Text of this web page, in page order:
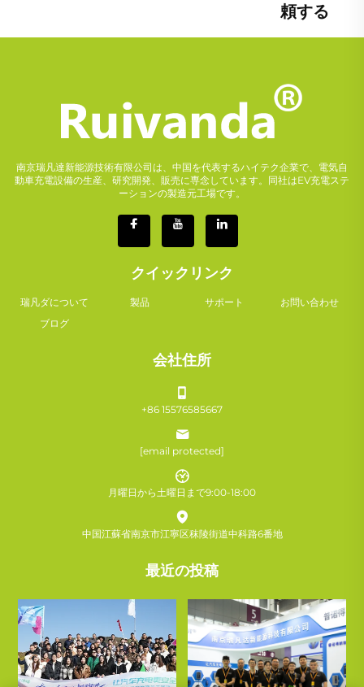
頼する
南京瑞凡達新能源技術有限公司は、中国を代表するハイテク企業で、電気自
動車充電設備の生産、研究開発、販売に専念しています。同社はEV充電ステ
ーションの製造元工場です。
クイックリンク
瑞凡ダについて 製品 サポート
お問い合わせ
ブログ
会社住所
+86 15576585667
[email protected]
月曜日から土曜日まで9:00-18:00
中国江蘇省南京市江寧区秣陵街道中科路6番地
最近の投稿